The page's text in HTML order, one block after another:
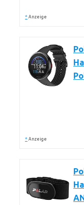
* Anzeige
* Anzeige